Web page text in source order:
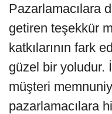
Pazarlamacılara
getiren teşekkür
katkılarının fark
güzel bir yoludur.
müşteri
pazarlamacılara